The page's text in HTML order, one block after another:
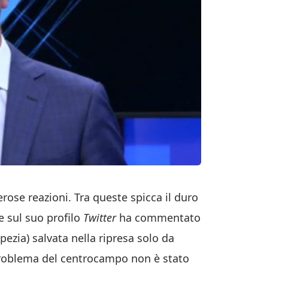
reazioni. Tra queste spicca il duro
sul suo profilo Twitterha commentato
salvata nella ripresa solo da
del centrocampo non è stato